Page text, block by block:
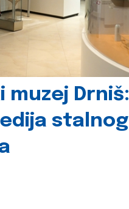
muzej Drniš:
stalnog